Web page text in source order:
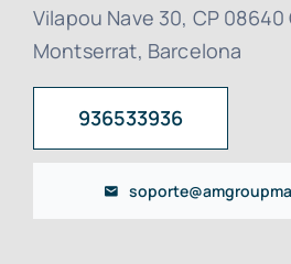
Vilapou Nave 30, CP 08640
Montserrat, Barcelona
936533936